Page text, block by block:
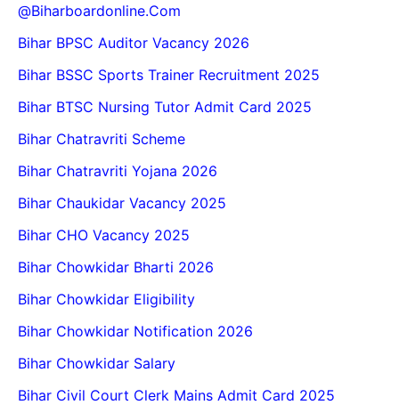
@biharboardonline.com
Bihar BPSC Auditor Vacancy 2026
Bihar BSSC Sports Trainer Recruitment 2025
Bihar BTSC Nursing Tutor Admit Card 2025
Bihar Chatravriti Scheme
Bihar Chatravriti Yojana 2026
Bihar Chaukidar Vacancy 2025
Bihar CHO Vacancy 2025
Bihar Chowkidar Bharti 2026
Bihar Chowkidar Eligibility
Bihar Chowkidar Notification 2026
Bihar Chowkidar Salary
Bihar Civil Court Clerk Mains Admit Card 2025